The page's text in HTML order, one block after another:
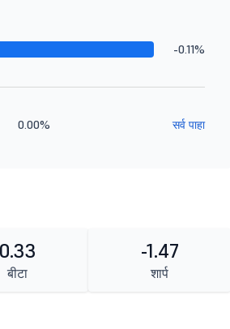
-0.11%
0.00% सर्व पाहा
0.33
बीटा
-1.47
शार्प